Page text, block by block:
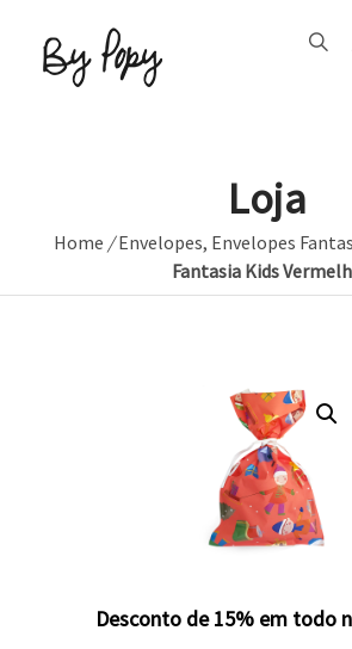
Loja
Home /Envelopes, Envelopes
Fantasia Kids
Desconto de 15% em todo